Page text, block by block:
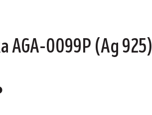
AGA-0099P (Ag 925)